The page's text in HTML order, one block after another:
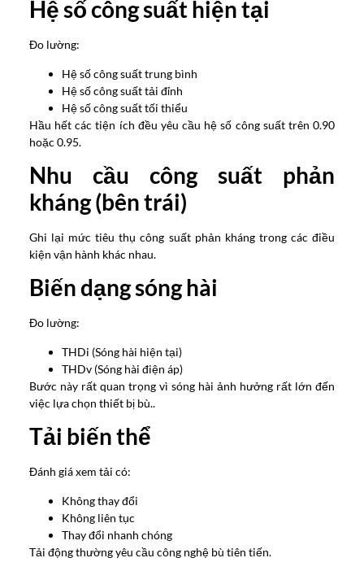
Hệ số công suất hiện tại
Đo lường:
Hệ số công suất trung bình
Hệ số công suất tải đỉnh
Hệ số công suất tối thiểu
Hầu hết các tiện ích đều yêu cầu hệ số công suất trên 0.90
hoặc 0.95.
Nhu cầu công suất phản
kháng (bên trái)
Ghi lại mức tiêu thụ công suất phản kháng trong các điều
kiện vận hành khác nhau.
Biến dạng sóng hài
Đo lường:
THDi (Sóng hài hiện tại)
THDv (Sóng hài điện áp)
Bước này rất quan trọng vì sóng hài ảnh hưởng rất lớn đến
việc lựa chọn thiết bị bù..
Tải biến thể
Đánh giá xem tải có:
Không thay đổi
Không liên tục
Thay đổi nhanh chóng
Tải động thường yêu cầu công nghệ bù tiên tiến.